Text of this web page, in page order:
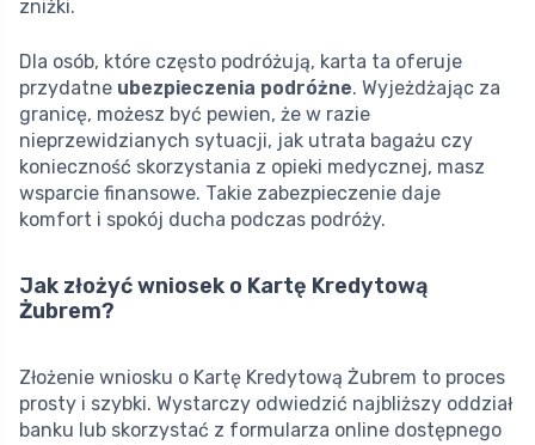
zniżki.
Dla osób, które często podróżują, karta ta oferuje
przydatne ubezpieczenia podróżne. Wyjeżdżając za
granicę, możesz być pewien, że w razie
nieprzewidzianych sytuacji, jak utrata bagażu czy
konieczność skorzystania z opieki medycznej, masz
wsparcie finansowe. Takie zabezpieczenie daje
komfort i spokój ducha podczas podróży.
Jak złożyć wniosek o Kartę Kredytową
Żubrem?
Złożenie wniosku o Kartę Kredytową Żubrem to proces
prosty i szybki. Wystarczy odwiedzić najbliższy oddział
banku lub skorzystać z formularza online dostępnego